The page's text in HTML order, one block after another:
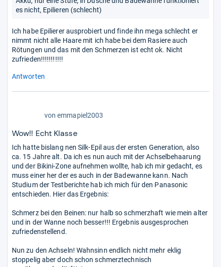
es nicht, Epilieren (schlecht)
Ich habe Epilierer ausprobiert und finde ihn mega schlecht er
nimmt nicht alle Haare mit ich habe bei dem Rasiere auch
Rötungen und das mit den Schmerzen ist echt ok. Nicht
zufrieden!!!!!!!!!!!
Antworten
5
von emmapiel2003
Wow!! Echt Klasse
Ich hatte bislang nen Silk-Epil aus der ersten Generation, also
ca. 15 Jahre alt. Da ich es nun auch mit der Achselbehaarung
und der Bikini-Zone aufnehmen wollte, hab ich mir gedacht, es
muss einer her der es auch in der Badewanne kann. Nach
Studium der Testberichte hab ich mich für den Panasonic
entschieden. Hier das Ergebnis:
Schmerz bei den Beinen: nur halb so schmerzhaft wie mein alter
und in der Wanne noch besser!!! Ergebnis ausgesprochen
zufriedenstellend.
Nun zu den Achseln! Wahnsinn endlich nicht mehr eklig
stoppelig aber doch schon schmerztechnisch